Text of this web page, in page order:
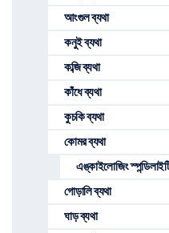
আংগুল ব্যথা
কনুই ব্যথা
কব্জি ব্যথা
কাঁধে ব্যথা
কুচকি ব্যথা
কোমর ব্যথা
এঙ্কাইলোজিং
গোড়ালি ব্যথা
ঘাড় ব্যথা